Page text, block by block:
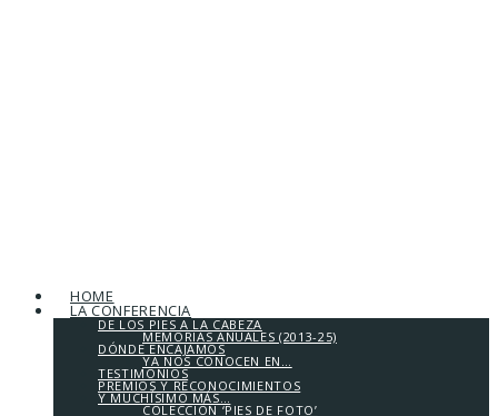
HOME
LA CONFERENCIA
DE LOS PIES A LA CABEZA
MEMORIAS ANUALES (2013-25)
DÓNDE ENCAJAMOS
YA NOS CONOCEN EN…
TESTIMONIOS
PREMIOS Y RECONOCIMIENTOS
Y MUCHÍSIMO MÁS…
COLECCIÓN ‘PIES DE FOTO’